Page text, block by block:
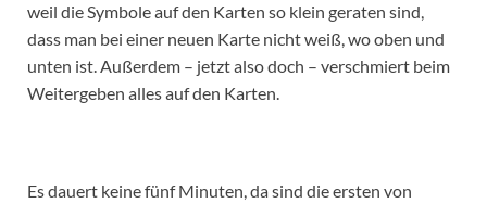
weil die Symbole auf den Karten so klein geraten sind,
dass man bei einer neuen Karte nicht weiß, wo oben und
unten ist. Außerdem – jetzt also doch – verschmiert beim
Weitergeben alles auf den Karten.
Es dauert keine fünf Minuten, da sind die ersten von